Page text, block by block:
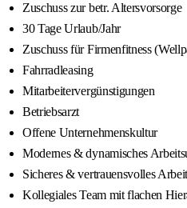
Zuschuss zur betr. Altersvorsorge
30 Tage Urlaub/Jahr
Zuschuss für Firmenfitness
Fahrradleasing
Mitarbeitervergünstigungen
Betriebsarzt
Offene Unternehmenskultur
Modernes & dynamisches
Sicheres & vertrauensvolles
Kollegiales Team mit flachen